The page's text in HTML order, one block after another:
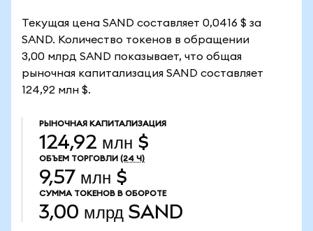
Текущая цена SAND составляет 0,0416 $ за
SAND. Количество токенов в обращении
3,00 млрд SAND показывает, что общая
рыночная капитализация SAND составляет
124,92 млн $.
РЫНОЧНАЯ КАПИТАЛИЗАЦИЯ
124,92 млн $
ОБЪЕМ ТОРГОВЛИ (24 Ч)
9,57 млн $
СУММА ТОКЕНОВ В ОБОРОТЕ
3,00 млрд SAND